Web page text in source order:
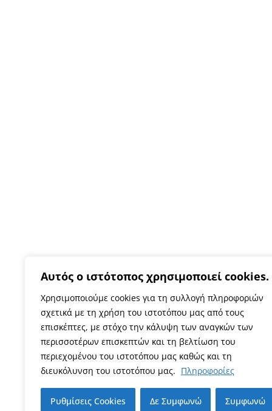
Αυτός ο ιστότοπος χρησιμοποιεί cookies.
Χρησιμοποιούμε cookies για τη συλλογή πληροφοριών
σχετικά με τη χρήση του ιστοτόπου μας από τους
επισκέπτες, με στόχο την κάλυψη των αναγκών των
περισσοτέρων επισκεπτών και τη βελτίωση του
περιεχομένου του ιστοτόπου μας καθώς και τη
διευκόλυνση του ιστοτόπου μας. Πληροφορίες
Ρυθμίσεις Cookies Δε Συμφωνώ Συμφωνώ